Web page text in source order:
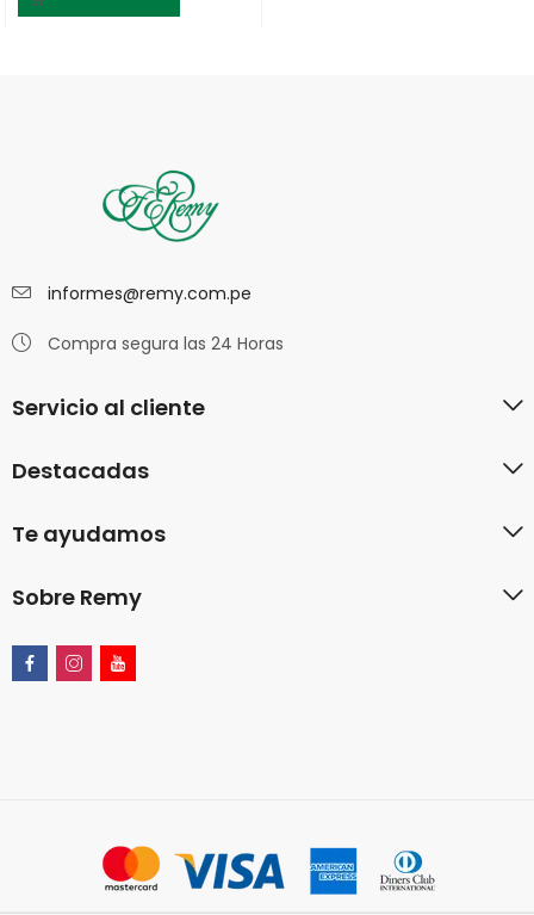
informes@remy.com.pe
Compra segura las 24 Horas
Servicio al cliente
Destacadas
Te ayudamos
Sobre Remy